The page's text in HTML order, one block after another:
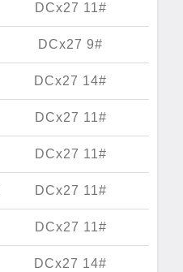
DCx27 11#
DCx27 9#
DCx27 14#
DCx27 11#
DCx27 11#
DCx27 11#
DCx27 11#
DCx27 14#